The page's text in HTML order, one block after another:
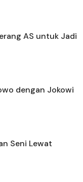
AS untuk Jadi
dengan Jokowi
Seni Lewat